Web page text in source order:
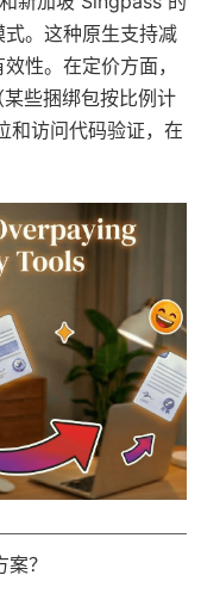
。这种原生支持减
性。在定价方面，
些捆绑包按比例计
和访问代码验证，在
？